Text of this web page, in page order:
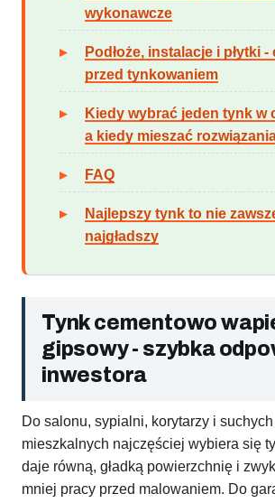
wykonawcze
Podłoże, instalacje i płytki
przed tynkowaniem
Kiedy wybrać jeden tynk w
a kiedy mieszać
FAQ
Najlepszy tynk to nie
najgładszy
Tynk cementowo
gipsowy - szybka
inwestora
Do salonu, sypialni, korytarzy i
mieszkalnych najczęściej wybiera się
daje równą, gładką powierzchnię i
mniej pracy przed malowaniem. Do